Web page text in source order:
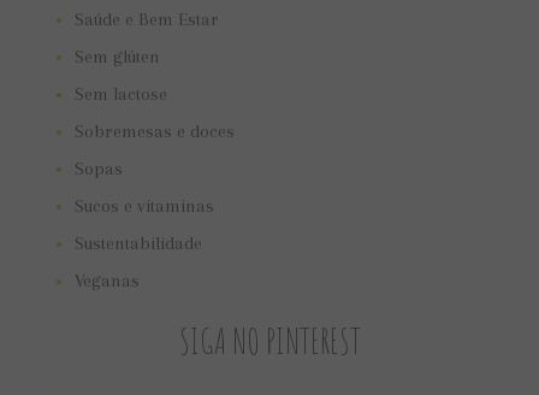
Saúde e Bem Estar
Sem glúten
Sem lactose
Sobremesas e doces
Sopas
Sucos e vitaminas
Sustentabilidade
Veganas
SIGA NO PINTEREST